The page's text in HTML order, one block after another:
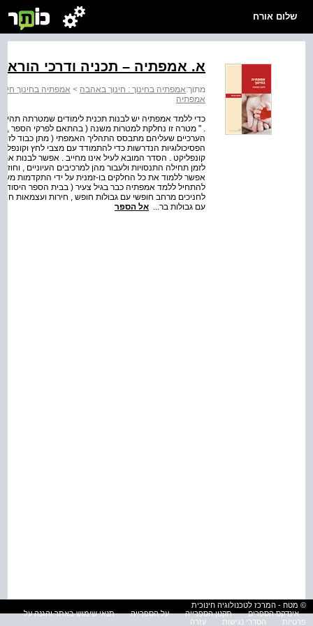
שלום אורח
א. אמפתיה – תכניה ודרכי
מתוך:אמפתיה בחינוך : חינוך באהבה > אמפתיה בחינוך
אמפתיה
כדי ללמד אמפתיה יש לבנות תכנית לימודים שמטרתה
. " מטרה זו נחלקת למטרות משנה ( בהתאם לפרקי הספר , (
הערכיים שעליהם מתבסס התהליך האמפתי ( מתן כבוד
הפסיכולוגיות הנדרשות כדי להתמודד עם מצבי לחץ
קונפליקט . הסדר המובא לעיל אינו מחייב . אפשר לבנות
לזמן תחילה התנסויות ולעבור מהן למרכיבים העיוניים ,
אפשר ללמוד את כל החלקים בו-זמנית על ידי התקדמות
להתחיל ללמד אמפתיה כבר בגיל צעיר ( בבית הספר
לחניכים מרחב חופשי עם גבולות חופש , חירות ועצמאות
עם גבולות בר... אל הספר
© מטח - המרכז לטכנולוגיה חינוכית
אינדקס הספרים
תקנון הספרייה על הספרייה
תנאי שימוש באתר והגנה על
פרטיות
הסדרי נגישות עזרה